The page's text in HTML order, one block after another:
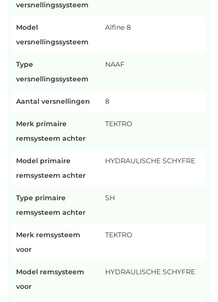
versnellingssysteem
Model
versnellingssysteem
Alfine 8
Type
versnellingssysteem
NAAF
Aantal versnellingen 8
Merk primaire
remsysteem achter
TEKTRO
Model primaire
remsysteem achter
HYDRAULISCHE SCHYFRE
Type primaire
remsysteem achter
SH
Merk remsysteem
voor
TEKTRO
Model remsysteem
voor
HYDRAULISCHE SCHYFRE